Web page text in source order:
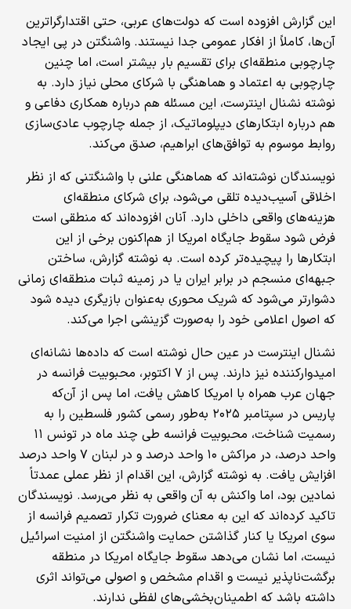
این گزارش افزوده است که دولت‌های عربی، حتی اقتدارگراترین
آن‌ها، کاملاً از افکار عمومی جدا نیستند. واشنگتن در پی ایجاد
چارچوبی منطقه‌ای برای تقسیم بار بیشتر است، اما چنین
چارچوبی به اعتماد و هماهنگی با شرکای محلی نیاز دارد. به
نوشته نشنال اینترست، این مسئله هم درباره همکاری دفاعی و
هم درباره ابتکارهای دیپلوماتیک، از جمله چارچوب عادی‌سازی
روابط موسوم به توافق‌های ابراهیم، صدق می‌کند.
نویسندگان نوشته‌اند که هماهنگی علنی با واشنگتنی که از نظر
اخلاقی آسیب‌دیده تلقی می‌شود، برای شرکای منطقه‌ای
هزینه‌های واقعی داخلی دارد. آنان افزوده‌اند که منطقی است
فرض شود سقوط جایگاه امریکا از هم‌اکنون برخی از این
ابتکارها را پیچیده‌تر کرده است. به نوشته گزارش، ساختن
جبهه‌ای منسجم در برابر ایران یا در زمینه ثبات منطقه‌ای زمانی
دشوارتر می‌شود که شریک محوری به‌عنوان بازیگری دیده شود
که اصول اعلامی خود را به‌صورت گزینشی اجرا می‌کند.
نشنال اینترست در عین حال نوشته است که داده‌ها نشانه‌ای
امیدوارکننده نیز دارند. پس از ۷ اکتوبر، محبوبیت فرانسه در
جهان عرب همراه با امریکا کاهش یافت، اما پس از آن‌که
پاریس در سپتامبر ۲۰۲۵ به‌طور رسمی کشور فلسطین را به
رسمیت شناخت، محبوبیت فرانسه طی چند ماه در تونس ۱۱
واحد درصد، در مراکش ۱۰ واحد درصد و در لبنان ۷ واحد درصد
افزایش یافت. به نوشته گزارش، این اقدام از نظر عملی عمدتاً
نمادین بود، اما واکنش به آن واقعی به نظر می‌رسد. نویسندگان
تاکید کرده‌اند که این به معنای ضرورت تکرار تصمیم فرانسه از
سوی امریکا یا کنار گذاشتن حمایت واشنگتن از امنیت اسرائیل
نیست، اما نشان می‌دهد سقوط جایگاه امریکا در منطقه
برگشت‌ناپذیر نیست و اقدام مشخص و اصولی می‌تواند اثری
داشته باشد که اطمینان‌بخشی‌های لفظی ندارند.